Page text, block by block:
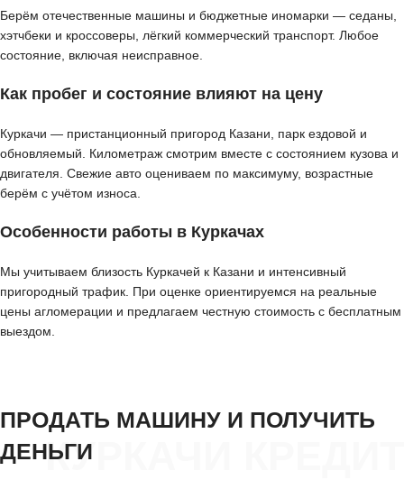
Берём отечественные машины и бюджетные иномарки — седаны,
хэтчбеки и кроссоверы, лёгкий коммерческий транспорт. Любое
состояние, включая неисправное.
Как пробег и состояние влияют на цену
Куркачи — пристанционный пригород Казани, парк ездовой и
обновляемый. Километраж смотрим вместе с состоянием кузова и
двигателя. Свежие авто оцениваем по максимуму, возрастные
берём с учётом износа.
Особенности работы в Куркачах
Мы учитываем близость Куркачей к Казани и интенсивный
пригородный трафик. При оценке ориентируемся на реальные
цены агломерации и предлагаем честную стоимость с бесплатным
выездом.
КУРКАЧИ КРЕДИТ
ПРОДАТЬ МАШИНУ И ПОЛУЧИТЬ
ДЕНЬГИ